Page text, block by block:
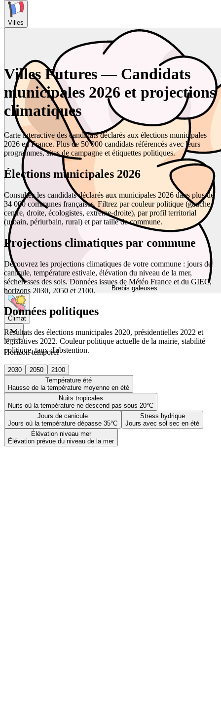
Villes
Brebis galeuses
Climat
Horizon temporel
2030 2050
2100
Température été
Hausse de la température moyenne en été
Nuits tropicales
Nuits où la température ne descend pas sous 20°C
Jours de canicule
Jours où la température dépasse 35°C
Stress hydrique
Jours avec sol sec en été
Élévation niveau mer
Élévation prévue du niveau de la mer
Villes Futures — Candidats
municipales 2026 et projections
climatiques
Carte interactive des candidats déclarés aux élections municipales
2026 en France. Plus de 50 000 candidats référencés avec leurs
programmes, sites de campagne et étiquettes politiques.
Élections municipales 2026
Consultez les candidats déclarés aux municipales 2026 dans plus de
34 000 communes françaises. Filtrez par couleur politique (gauche,
centre, droite, écologistes, extrême-droite), par profil territorial
(urbain, périurbain, rural) et par taille de commune.
Projections climatiques par commune
Découvrez les projections climatiques de votre commune : jours de
canicule, température estivale, élévation du niveau de la mer,
sécheresses des sols. Données issues de Météo France et du GIEC,
horizons 2030, 2050 et 2100.
Données politiques
Résultats des élections municipales 2020, présidentielles 2022 et
législatives 2022. Couleur politique actuelle de la mairie, stabilité
politique, taux d'abstention.